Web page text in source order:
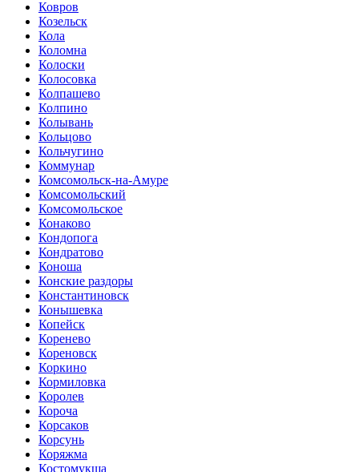
Ковров
Козельск
Кола
Коломна
Колоски
Колосовка
Колпашево
Колпино
Колывань
Кольцово
Кольчугино
Коммунар
Комсомольск-на-Амуре
Комсомольский
Комсомольское
Конаково
Кондопога
Кондратово
Коноша
Конские раздоры
Константиновск
Конышевка
Копейск
Коренево
Кореновск
Коркино
Кормиловка
Королев
Короча
Корсаков
Корсунь
Коряжма
Костомукша